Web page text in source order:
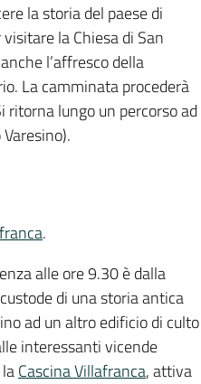
la storia del paese di
la Chiesa di San
l’affresco della
La camminata procederà
lungo un percorso ad
.
alle ore 9.30 è dalla
di una storia antica
ad un altro edificio di culto
interessanti vicende
Cascina Villafranca, attiva